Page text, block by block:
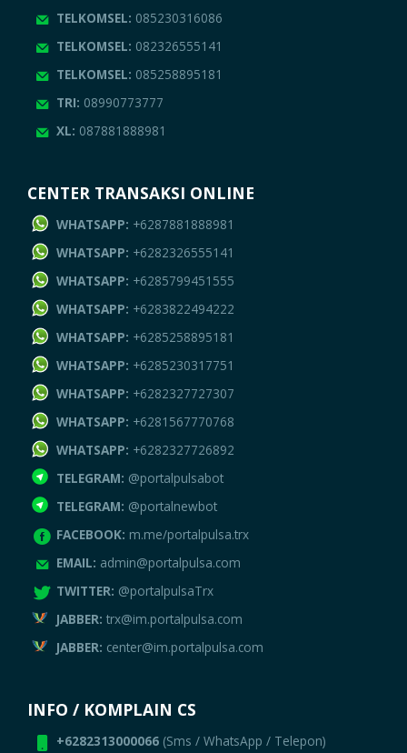
TELKOMSEL: 085230316086
TELKOMSEL: 082326555141
TELKOMSEL: 085258895181
TRI: 08990773777
XL: 087881888981
CENTER TRANSAKSI ONLINE
WHATSAPP: +6287881888981
WHATSAPP: +6282326555141
WHATSAPP: +6285799451555
WHATSAPP: +6283822494222
WHATSAPP: +6285258895181
WHATSAPP: +6285230317751
WHATSAPP: +6282327727307
WHATSAPP: +6281567770768
WHATSAPP: +6282327726892
TELEGRAM: @portalpulsabot
TELEGRAM: @portalnewbot
FACEBOOK: m.me/portalpulsa.trx
EMAIL: admin@portalpulsa.com
TWITTER: @portalpulsaTrx
JABBER:trx@im.portalpulsa.com
JABBER: center@im.portalpulsa.com
INFO / KOMPLAIN CS
+6282313000066 (Sms / WhatsApp / Telepon)